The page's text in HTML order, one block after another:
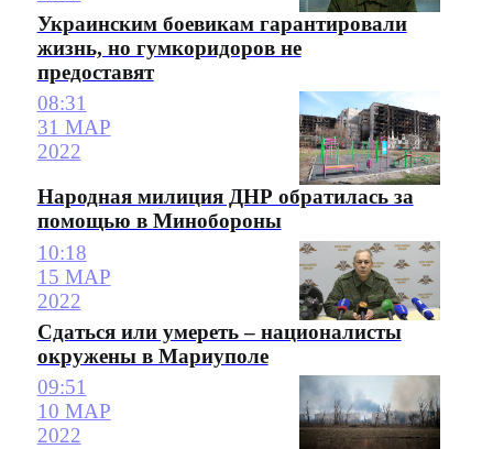
Украинским боевикам гарантировали
жизнь, но гумкоридоров не
предоставят
08:31
31 МАР
2022
Народная милиция ДНР обратилась за
помощью в Минобороны
10:18
15 МАР
2022
Сдаться или умереть – националисты
окружены в Мариуполе
09:51
10 МАР
2022